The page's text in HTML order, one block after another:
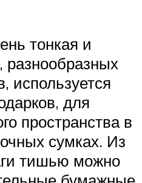
тонкая и
используется
для
пространства в
сумках. Из
тишью можно